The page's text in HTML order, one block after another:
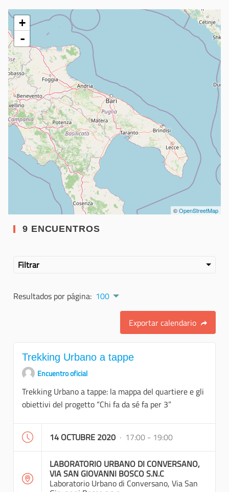
+
-
©OpenStreetMap
9 ENCUENTROS
Filtrar
Resultados por página: 100
Exportar calendario
Trekking Urbano a tappe
Encuentro oficial
Trekking Urbano a tappe: la mappa del quartiere e gli
obiettivi del progetto “Chi fa da sé fa per 3”
14 OCTUBRE 2020 · 17:00 - 19:00
LABORATORIO URBANO DI CONVERSANO,
VIA SAN GIOVANNI BOSCO S.N.C
Laboratorio Urbano di Conversano, Via San